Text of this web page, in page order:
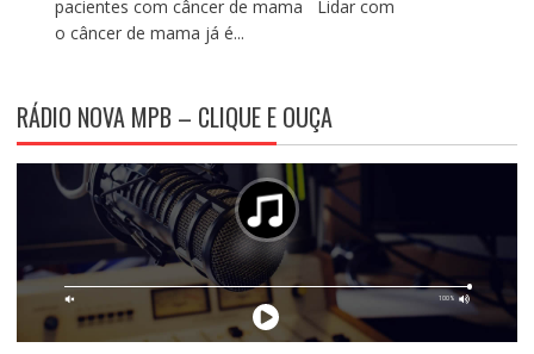
pacientes com câncer de mama Lidar com
o câncer de mama já é...
RÁDIO NOVA MPB – CLIQUE E OUÇA